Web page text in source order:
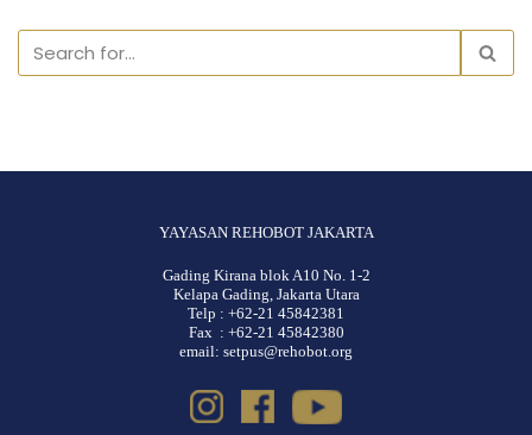
YAYASAN REHOBOT JAKARTA
Gading Kirana blok A10 No. 1-2
Kelapa Gading, Jakarta Utara
Telp : +62-21 45842381
Fax : +62-21 45842380
email: setpus@rehobot.org